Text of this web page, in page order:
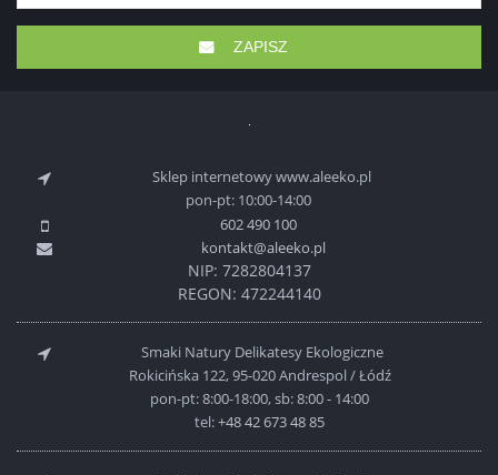
ZAPISZ
Sklep internetowy www.aleeko.pl
pon-pt: 10:00-14:00
602 490 100
kontakt@aleeko.pl
NIP: 7282804137
REGON: 472244140
Smaki Natury Delikatesy Ekologiczne
Rokicińska 122, 95-020 Andrespol / Łódź
pon-pt: 8:00-18:00, sb: 8:00 - 14:00
tel:+48 42 673 48 85